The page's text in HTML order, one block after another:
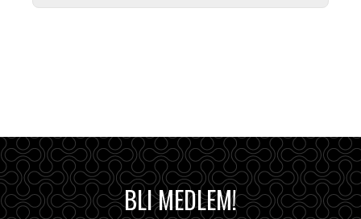
BLI MEDLEM!